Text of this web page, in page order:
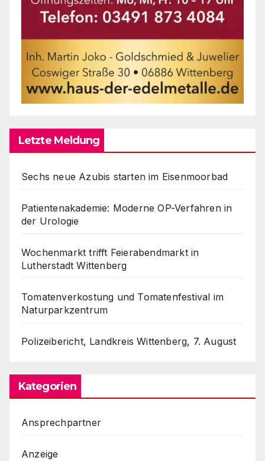
Letzte Meldung
Sechs neue Azubis starten im Eisenmoorbad
Patientenakademie: Moderne OP-Verfahren in
der Urologie
Wochenmarkt trifft Feierabendmarkt in
Lutherstadt Wittenberg
Tomatenverkostung und Tomatenfestival im
Naturparkzentrum
Polizeibericht, Landkreis Wittenberg, 7. August
Kategorien
Ansprechpartner
Anzeige